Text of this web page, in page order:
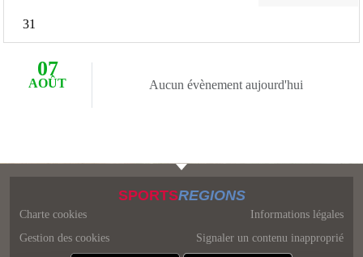
31
07
AOÛT Aucun évènement aujourd'hui
SPORTSREGIONS
Charte cookies
Gestion des cookies
Informations légales
Signaler un contenu inapproprié